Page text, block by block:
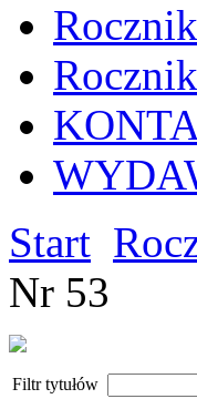
Start
Nr 53
Filtr tytułów